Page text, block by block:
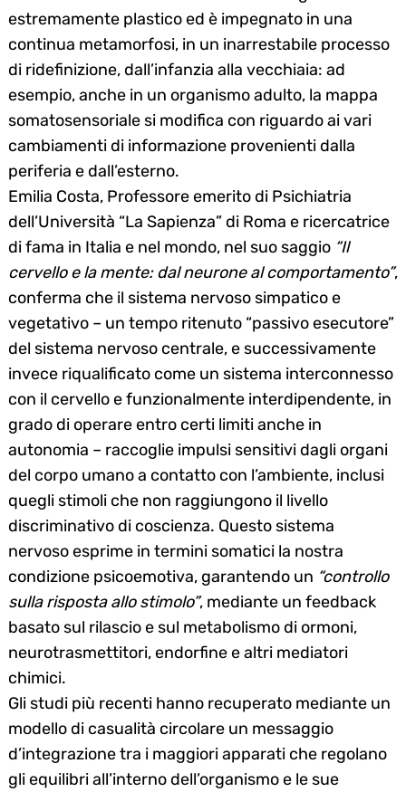
estremamente plastico ed è impegnato in una
continua metamorfosi, in un inarrestabile processo
di ridefinizione, dall’infanzia alla vecchiaia: ad
esempio, anche in un organismo adulto, la mappa
somatosensoriale si modifica con riguardo ai vari
cambiamenti di informazione provenienti dalla
periferia e dall’esterno.
Emilia Costa, Professore emerito di Psichiatria
dell’Università “La Sapienza” di Roma e ricercatrice
di fama in Italia e nel mondo, nel suo saggio “Il
cervello e la mente: dal neurone al comportamento”,
conferma che il sistema nervoso simpatico e
vegetativo – un tempo ritenuto “passivo esecutore”
del sistema nervoso centrale, e successivamente
invece riqualificato come un sistema interconnesso
con il cervello e funzionalmente interdipendente, in
grado di operare entro certi limiti anche in
autonomia – raccoglie impulsi sensitivi dagli organi
del corpo umano a contatto con l’ambiente, inclusi
quegli stimoli che non raggiungono il livello
discriminativo di coscienza. Questo sistema
nervoso esprime in termini somatici la nostra
condizione psicoemotiva, garantendo un “controllo
sulla risposta allo stimolo”, mediante un feedback
basato sul rilascio e sul metabolismo di ormoni,
neurotrasmettitori, endorfine e altri mediatori
chimici.
Gli studi più recenti hanno recuperato mediante un
modello di casualità circolare un messaggio
d’integrazione tra i maggiori apparati che regolano
gli equilibri all’interno dell’organismo e le sue